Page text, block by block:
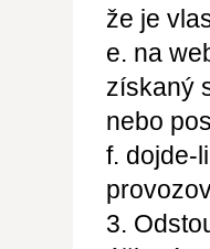
že je
e. na
získaný
nebo
f. dojde-
3.